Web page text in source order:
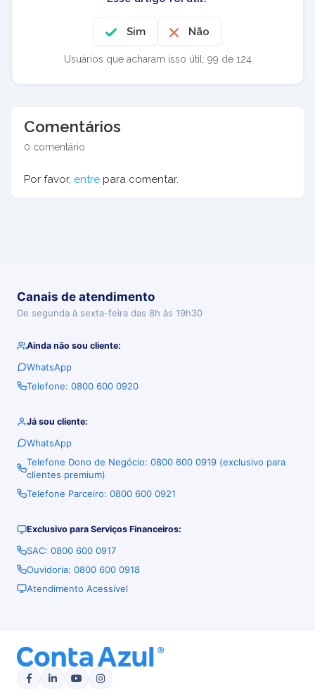
Sim Não
Usuários que acharam isso útil: 99 de 124
Comentários
0 comentário
Por favor, entre para comentar.
Canais de atendimento
De segunda à sexta-feira das 8h às 19h30
Ainda não sou cliente:
WhatsApp
Telefone: 0800 600 0920
Já sou cliente:
WhatsApp
Telefone Dono de Negócio: 0800 600 0919 (exclusivo para
clientes premium)
Telefone Parceiro: 0800 600 0921
Exclusivo para Serviços Financeiros:
SAC: 0800 600 0917
Ouvidoria: 0800 600 0918
Atendimento Acessível